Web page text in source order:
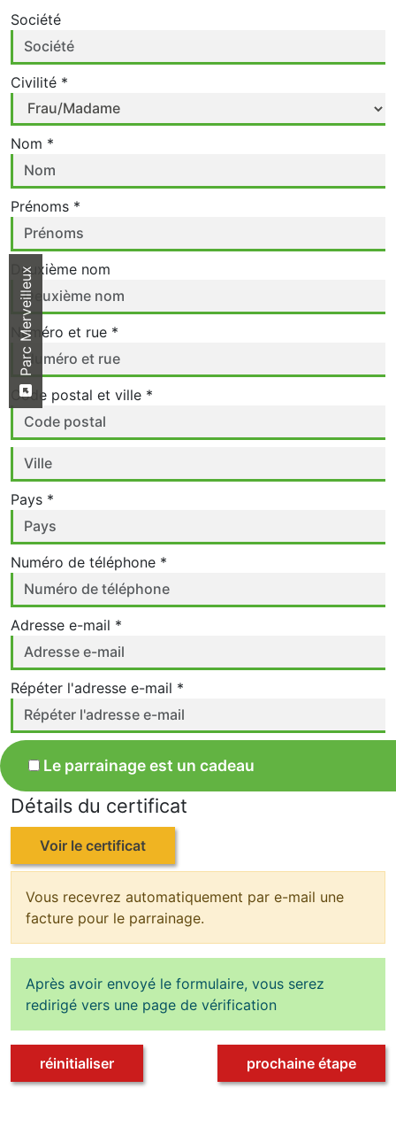
Société
Civilité *
Nom *
Prénoms *
Deuxième nom
Numéro et rue *
Code postal et ville *
Pays *
Numéro de téléphone *
Adresse e-mail *
Répéter l'adresse e-mail *
Le parrainage est un cadeau
Détails du certificat
Voir le certificat
Vous recevrez automatiquement par e-mail une
facture pour le parrainage.
Après avoir envoyé le formulaire, vous serez
redirigé vers une page de vérification
réinitialiser prochaine étape
Parc Merveilleux